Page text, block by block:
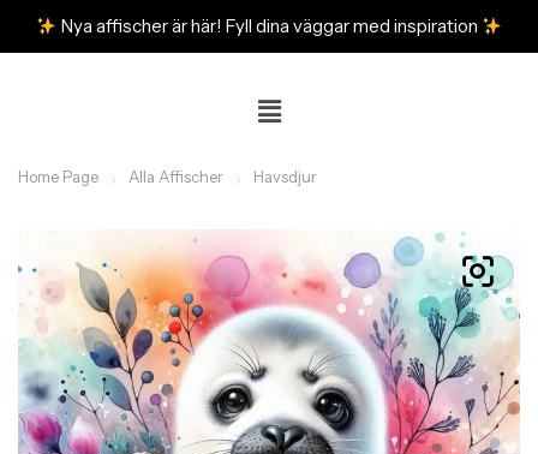
Nya affischer är här! Fyll dina väggar med inspiration
Home Page Alla Affischer Havsdjur